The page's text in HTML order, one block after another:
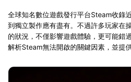
全球知名數位遊戲發行平台Steam收錄
到獨立製作應有盡有。不過許多玩家在
的狀況，不僅影響遊戲體驗，更可能錯
解析Steam無法開啟的關鍵因素，並提